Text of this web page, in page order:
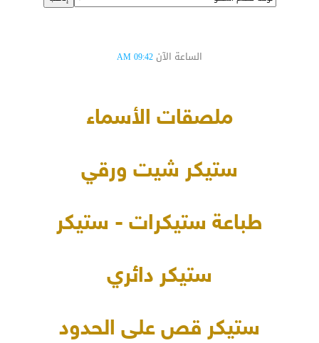
الساعة الآن 09:42 AM
ملصقات الأسماء
ستيكر شيت ورقي
طباعة ستيكرات - ستيكر
ستيكر دائري
ستيكر قص على الحدود